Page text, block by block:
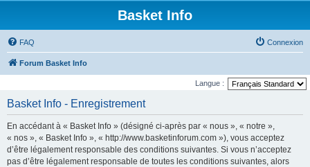
Basket Info
FAQ Connexion
Forum Basket Info
Langue :
Basket Info - Enregistrement
En accédant à « Basket Info » (désigné ci-après par « nous », « notre »,
« nos », « Basket Info », « http://www.basketinforum.com »), vous acceptez
d’être légalement responsable des conditions suivantes. Si vous n’acceptez
pas d’être légalement responsable de toutes les conditions suivantes, alors